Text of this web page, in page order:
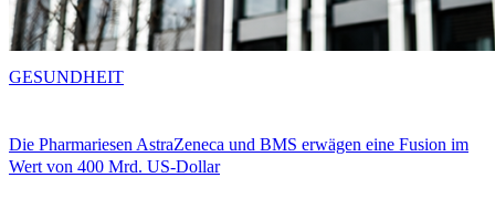
Die Pharmariesen AstraZeneca und BMS erwägen eine Fusion im
Wert von 400 Mrd. US-Dollar
GESUNDHEIT